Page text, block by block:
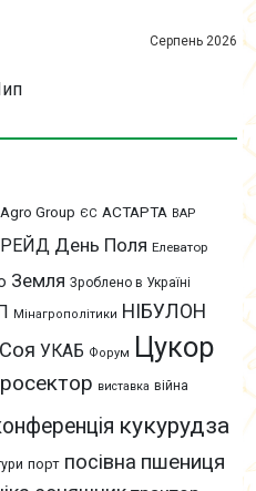
Серпень 2026
Group ЄС АСТАРТА ВАР
День Поля Елеватор
Земля Зроблено в Україні
Мінагрополітики НІБУЛОН
Соя УКАБ Форум Цукор
виставка війна
кукурудза
порт посівна пшениця